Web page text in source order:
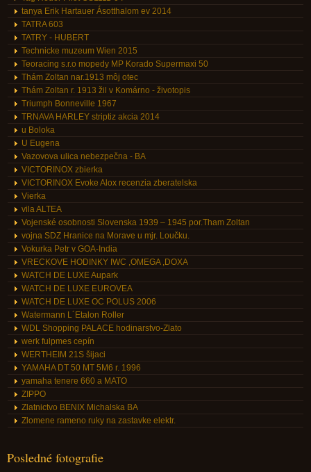
tanya Erik Hartauer Ásotthalom ev 2014
TATRA 603
TATRY - HUBERT
Technicke muzeum Wien 2015
Teoracing s.r.o mopedy MP Korado Supermaxi 50
Thám Zoltan nar.1913 môj otec
Thám Zoltan r. 1913 žil v Komárno - životopis
Triumph Bonneville 1967
TRNAVA HARLEY striptiz akcia 2014
u Boloka
U Eugena
Vazovova ulica nebezpečna - BA
VICTORINOX zbierka
VICTORINOX Evoke Alox recenzia zberatelska
Vierka
vila ALTEA
Vojenské osobnosti Slovenska 1939 – 1945 por.Tham Zoltan
vojna SDZ Hranice na Morave u mjr. Loučku.
Vokurka Petr v GOA-India
VRECKOVE HODINKY IWC ,OMEGA ,DOXA
WATCH DE LUXE Aupark
WATCH DE LUXE EUROVEA
WATCH DE LUXE OC POLUS 2006
Watermann L´Etalon Roller
WDL Shopping PALACE hodinarstvo-Zlato
werk fulpmes cepín
WERTHEIM 21S šijaci
YAMAHA DT 50 MT 5M6 r. 1996
yamaha tenere 660 a MATO
ZIPPO
Zlatnictvo BENIX Michalska BA
Zlomene rameno ruky na zastavke elektr.
Posledné fotografie